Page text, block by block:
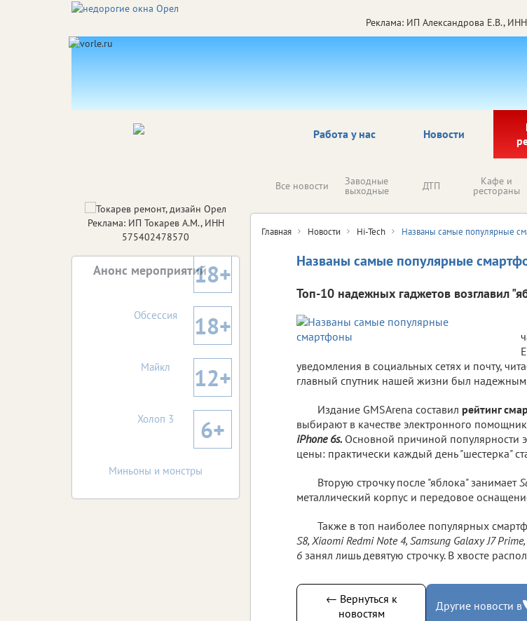
Реклама: ИП Александрова Е.В.,
Работа у нас Новости
Все новости Заводные
выходные ДТП Кафе и
рестораны
Главная Новости Hi-Tech Названы самые популярные
Названы самые популярные
Топ-10 надежных гаджетов возглавил
уведомления в социальных сетях и почту,
главный спутник нашей жизни был
Издание GMSArena составил рейтинг
выбирают в качестве электронного
iPhone 6s. Основной причиной популярности
цены: практически каждый день "шестерка"
Вторую строчку после "яблока" занимает
металлический корпус и передовое
Также в топ наиболее популярных
S8, Xiaomi Redmi Note 4, Samsung Galaxy J7
6 занял лишь девятую строчку. В хвосте
← Вернуться к
новостям
Другие новости в
Реклама: ИП Токарев А.М., ИНН
575402478570
Анонс мероприятий18+
Обсессия 18+
Майкл 12+
Холоп 3 6+
Миньоны и монстры